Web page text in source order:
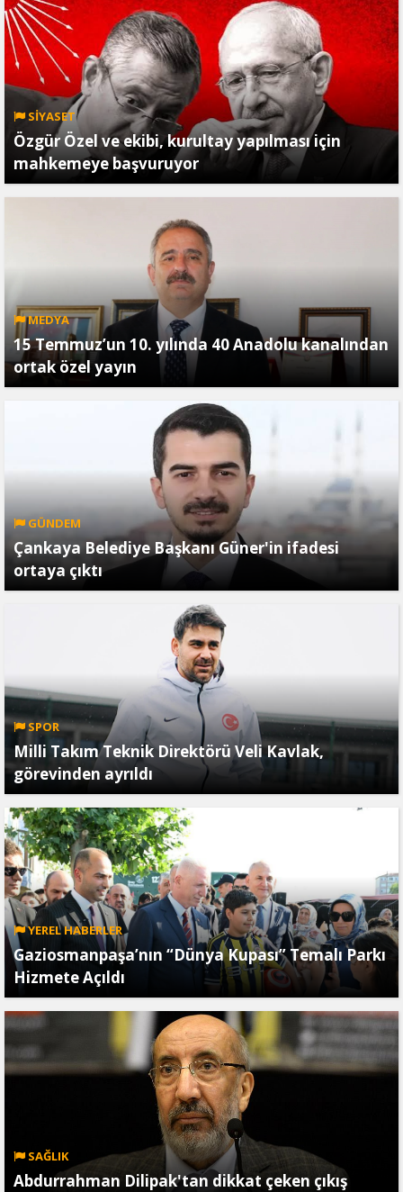
SİYASET
Özgür Özel ve ekibi, kurultay yapılması için
mahkemeye başvuruyor
MEDYA
15 Temmuz’un 10. yılında 40 Anadolu kanalından
ortak özel yayın
GÜNDEM
Çankaya Belediye Başkanı Güner'in ifadesi
ortaya çıktı
SPOR
Milli Takım Teknik Direktörü Veli Kavlak,
görevinden ayrıldı
YEREL HABERLER
Gaziosmanpaşa’nın “Dünya Kupası” Temalı Parkı
Hizmete Açıldı
SAĞLIK
Abdurrahman Dilipak'tan dikkat çeken çıkış